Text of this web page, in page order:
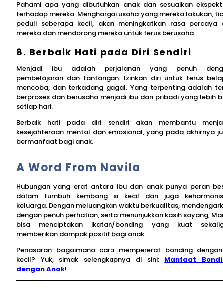
Pahami apa yang dibutuhkan anak dan sesuaikan
terhadap mereka. Menghargai usaha yang mereka lakukan,
peduli seberapa kecil, akan meningkatkan rasa percaya
mereka dan mendorong mereka untuk terus berusaha.
8. Berbaik Hati pada Diri Sendiri
Menjadi ibu adalah perjalanan yang penuh
pembelajaran dan tantangan. Izinkan diri untuk terus
mencoba, dan terkadang gagal. Yang terpenting adalah
berproses dan berusaha menjadi ibu dan pribadi yang lebih
setiap hari.
Berbaik hati pada diri sendiri akan membantu
kesejahteraan mental dan emosional, yang pada akhirnya
bermanfaat bagi anak.
A Word From Navila
Hubungan yang erat antara ibu dan anak punya peran
dalam tumbuh kembang si kecil dan juga
keluarga. Dengan meluangkan waktu berkualitas,
dengan penuh perhatian, serta menunjukkan kasih sayang,
bisa menciptakan ikatan/bonding yang kuat
memberikan dampak positif bagi anak.
Penasaran bagaimana cara mempererat bonding
kecil? Yuk, simak selengkapnya di sini: Manfaat
dengan Anak!